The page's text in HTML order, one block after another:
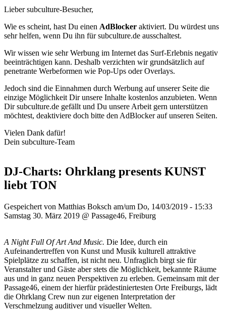
Lieber subculture-Besucher,
Wie es scheint, hast Du einen AdBlocker aktiviert. Du würdest uns
sehr helfen, wenn Du ihn für subculture.de ausschaltest.
Wir wissen wie sehr Werbung im Internet das Surf-Erlebnis negativ
beeinträchtigen kann. Deshalb verzichten wir grundsätzlich auf
penetrante Werbeformen wie Pop-Ups oder Overlays.
Jedoch sind die Einnahmen durch Werbung auf unserer Seite die
einzige Möglichkeit Dir unsere Inhalte kostenlos anzubieten. Wenn
Dir subculture.de gefällt und Du unsere Arbeit gern unterstützen
möchtest, deaktiviere doch bitte den AdBlocker auf unseren Seiten.
Vielen Dank dafür!
Dein subculture-Team
DJ-Charts: Ohrklang presents KUNST
liebt TON
Gespeichert von Matthias Boksch am/um Do, 14/03/2019 - 15:33
Samstag 30. März 2019 @ Passage46, Freiburg
A Night Full Of Art And Music. Die Idee, durch ein
Aufeinandertreffen von Kunst und Musik kulturell attraktive
Spielplätze zu schaffen, ist nicht neu. Unfraglich birgt sie für
Veranstalter und Gäste aber stets die Möglichkeit, bekannte Räume
aus und in ganz neuen Perspektiven zu erleben. Gemeinsam mit der
Passage46, einem der hierfür prädestiniertesten Orte Freiburgs, lädt
die Ohrklang Crew nun zur eigenen Interpretation der
Verschmelzung auditiver und visueller Welten.